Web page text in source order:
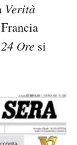
Verità
Ore si